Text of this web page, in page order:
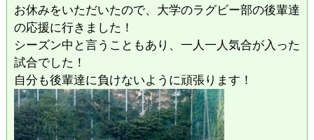
お休みをいただいたので、大学のラグビー部の後輩達
の応援に行きました！
シーズン中と言うこともあり、一人一人気合が入った
試合でした！
自分も後輩達に負けないように頑張ります！